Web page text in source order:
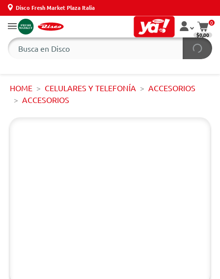
Disco Fresh Market Plaza Italia
0
$0,00
HOME CELULARES Y TELEFONÍA
ACCESORIOS
ACCESORIOS